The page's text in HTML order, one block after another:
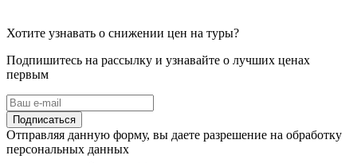
Хотите узнавать о снижении цен на туры?
Подпишитесь на рассылку и узнавайте о лучших ценах
первым
Подписаться
Отправляя данную форму, вы даете разрешение на обработку
персональных данных